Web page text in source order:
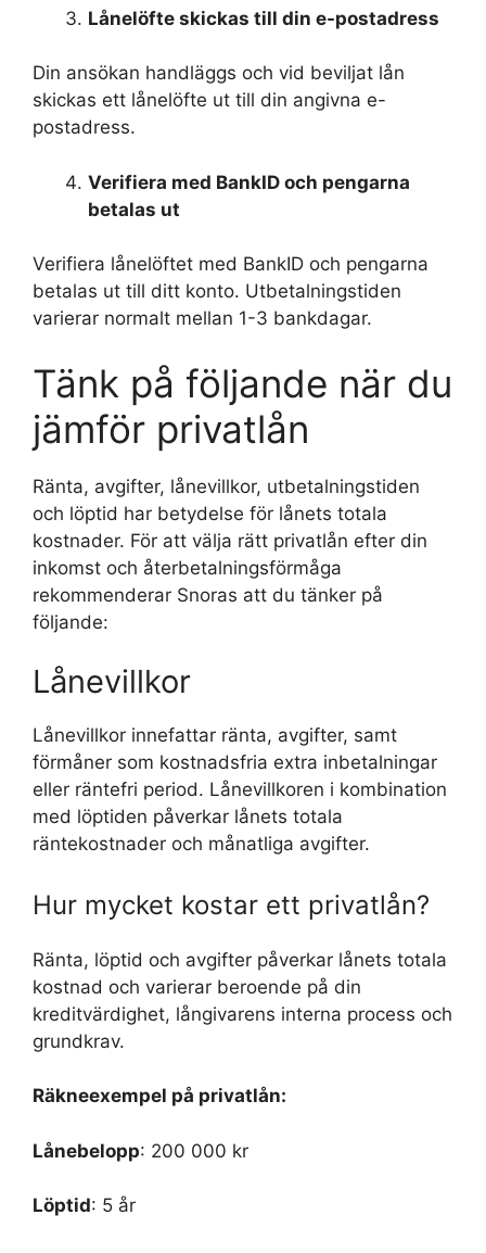
Lånelöfte skickas till din e-postadress
Din ansökan handläggs och vid beviljat lån
skickas ett lånelöfte ut till din angivna e-
postadress.
Verifiera med BankID och pengarna
betalas ut
Verifiera lånelöftet med BankID och pengarna
betalas ut till ditt konto. Utbetalningstiden
varierar normalt mellan 1-3 bankdagar.
Tänk på följande när du
jämför privatlån
Ränta, avgifter, lånevillkor, utbetalningstiden
och löptid har betydelse för lånets totala
kostnader. För att välja rätt privatlån efter din
inkomst och återbetalningsförmåga
rekommenderar Snoras att du tänker på
följande:
Lånevillkor
Lånevillkor innefattar ränta, avgifter, samt
förmåner som kostnadsfria extra inbetalningar
eller räntefri period. Lånevillkoren i kombination
med löptiden påverkar lånets totala
räntekostnader och månatliga avgifter.
Hur mycket kostar ett privatlån?
Ränta, löptid och avgifter påverkar lånets totala
kostnad och varierar beroende på din
kreditvärdighet, långivarens interna process och
grundkrav.
Räkneexempel på privatlån:
Lånebelopp: 200 000 kr
Löptid: 5 år